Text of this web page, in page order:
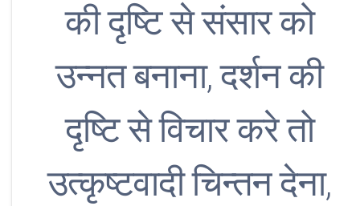
की दृष्टि से संसार को
उन्नत बनाना, दर्शन की
दृष्टि से विचार करे तो
उत्कृष्टवादी चिन्तन देना,